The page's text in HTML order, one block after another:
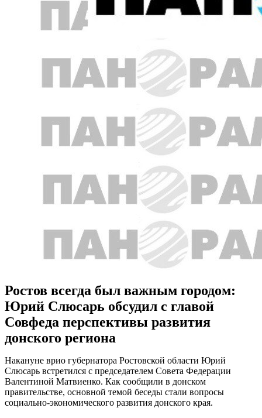
Ростов всегда был важным городом:
Юрий Слюсарь обсудил с главой
Совфеда перспективы развития
донского региона
Накануне врио губернатора Ростовской области Юрий
Слюсарь встретился с председателем Совета Федерации
Валентиной Матвиенко. Как сообщили в донском
правительстве, основной темой беседы стали вопросы
социально-экономического развития донского края.